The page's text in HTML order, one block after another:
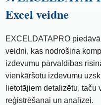
Excel veidne
EXCELDATAPRO
veidni, kas nodrošina
izdevumu pārvaldības
vienkāršotu izdevumu
lietotājiem detalizētu,
reģistrēšanai un analīzei.